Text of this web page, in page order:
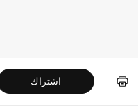
اشتراك